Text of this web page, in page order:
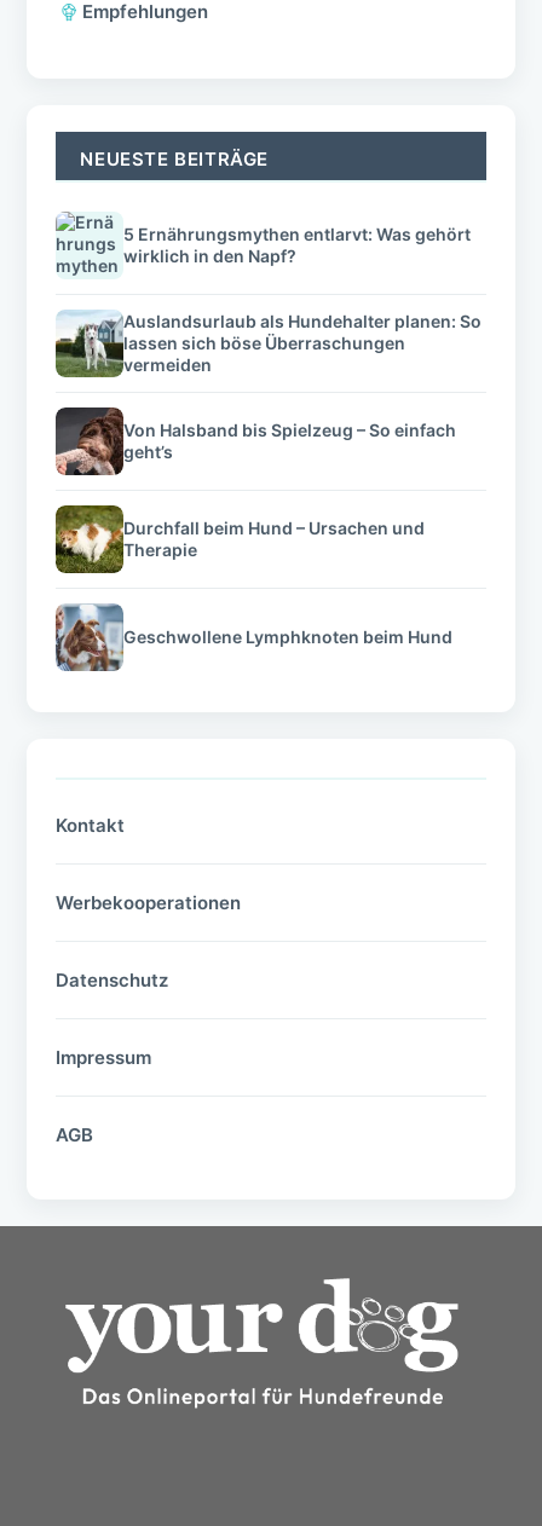
Empfehlungen
NEUESTE BEITRÄGE
5 Ernährungsmythen entlarvt: Was gehört
wirklich in den Napf?
Auslandsurlaub als Hundehalter planen: So
lassen sich böse Überraschungen
vermeiden
Von Halsband bis Spielzeug – So einfach
geht’s
Durchfall beim Hund – Ursachen und
Therapie
Geschwollene Lymphknoten beim Hund
Kontakt
Werbekooperationen
Datenschutz
Impressum
AGB